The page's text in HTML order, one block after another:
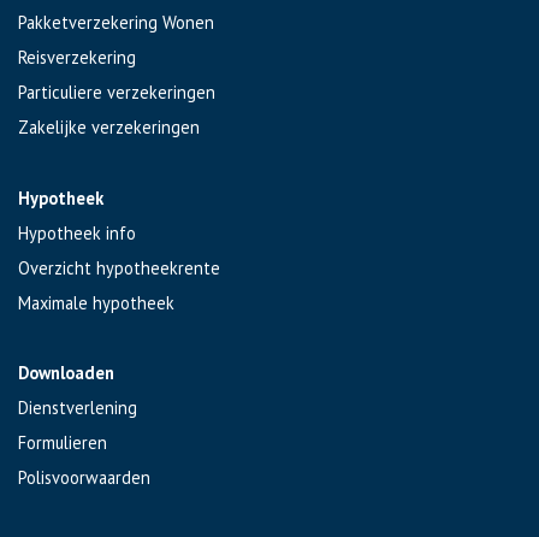
Pakketverzekering Wonen
Reisverzekering
Particuliere verzekeringen
Zakelijke verzekeringen
Hypotheek
Hypotheek info
Overzicht hypotheekrente
Maximale hypotheek
Downloaden
Dienstverlening
Formulieren
Polisvoorwaarden